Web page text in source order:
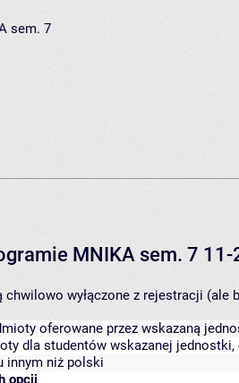
sem. 7
MNIKA sem. 7
wyłączone z rejestracji (ale
oferowane przez wskazaną
dla studentów wskazanej
innym niż polski
opcji